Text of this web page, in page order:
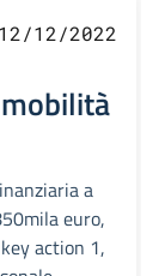
12/12/2022
a
euro,
action 1,